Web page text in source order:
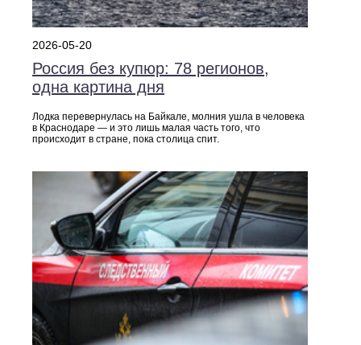
2026-05-20
Россия без купюр: 78 регионов,
одна картина дня
Лодка перевернулась на Байкале, молния ушла в человека
в Краснодаре — и это лишь малая часть того, что
происходит в стране, пока столица спит.